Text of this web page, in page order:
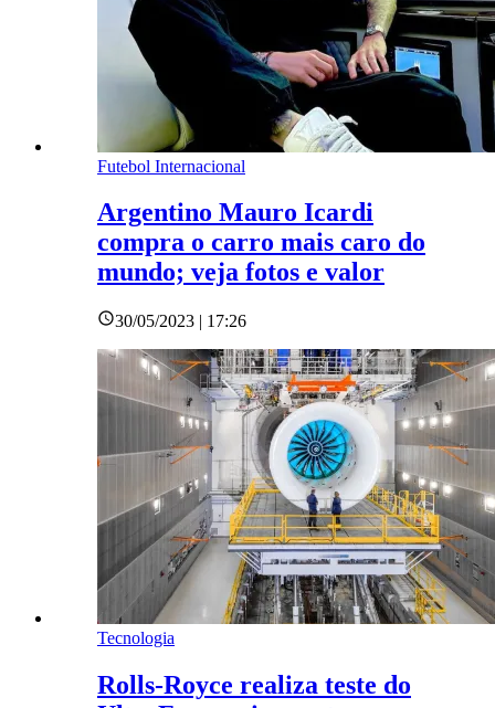
Futebol Internacional
Argentino Mauro Icardi
compra o carro mais caro do
mundo; veja fotos e valor
30/05/2023 | 17:26
Tecnologia
Rolls-Royce realiza teste do